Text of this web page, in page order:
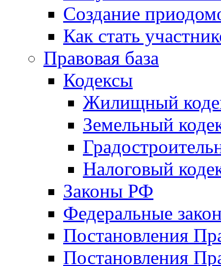
Создание
Как стать
Правовая база
Кодексы
Жилищный
Земельный
Налоговый
Законы РФ
Федеральные
Постановления
Постановления